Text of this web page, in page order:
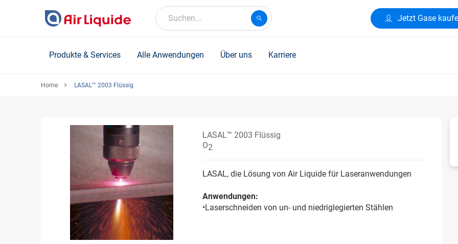
Suchen... Jetzt Gase
Produkte & Services Alle Anwendungen Über uns Karriere
Home LASAL™ 2003 Flüssig
LASAL™ 2003 Flüssig
O2
LASAL, die Lösung von Air Liquide für Laseranwendungen
Anwendungen:
•Laserschneiden von un- und niedriglegierten Stählen